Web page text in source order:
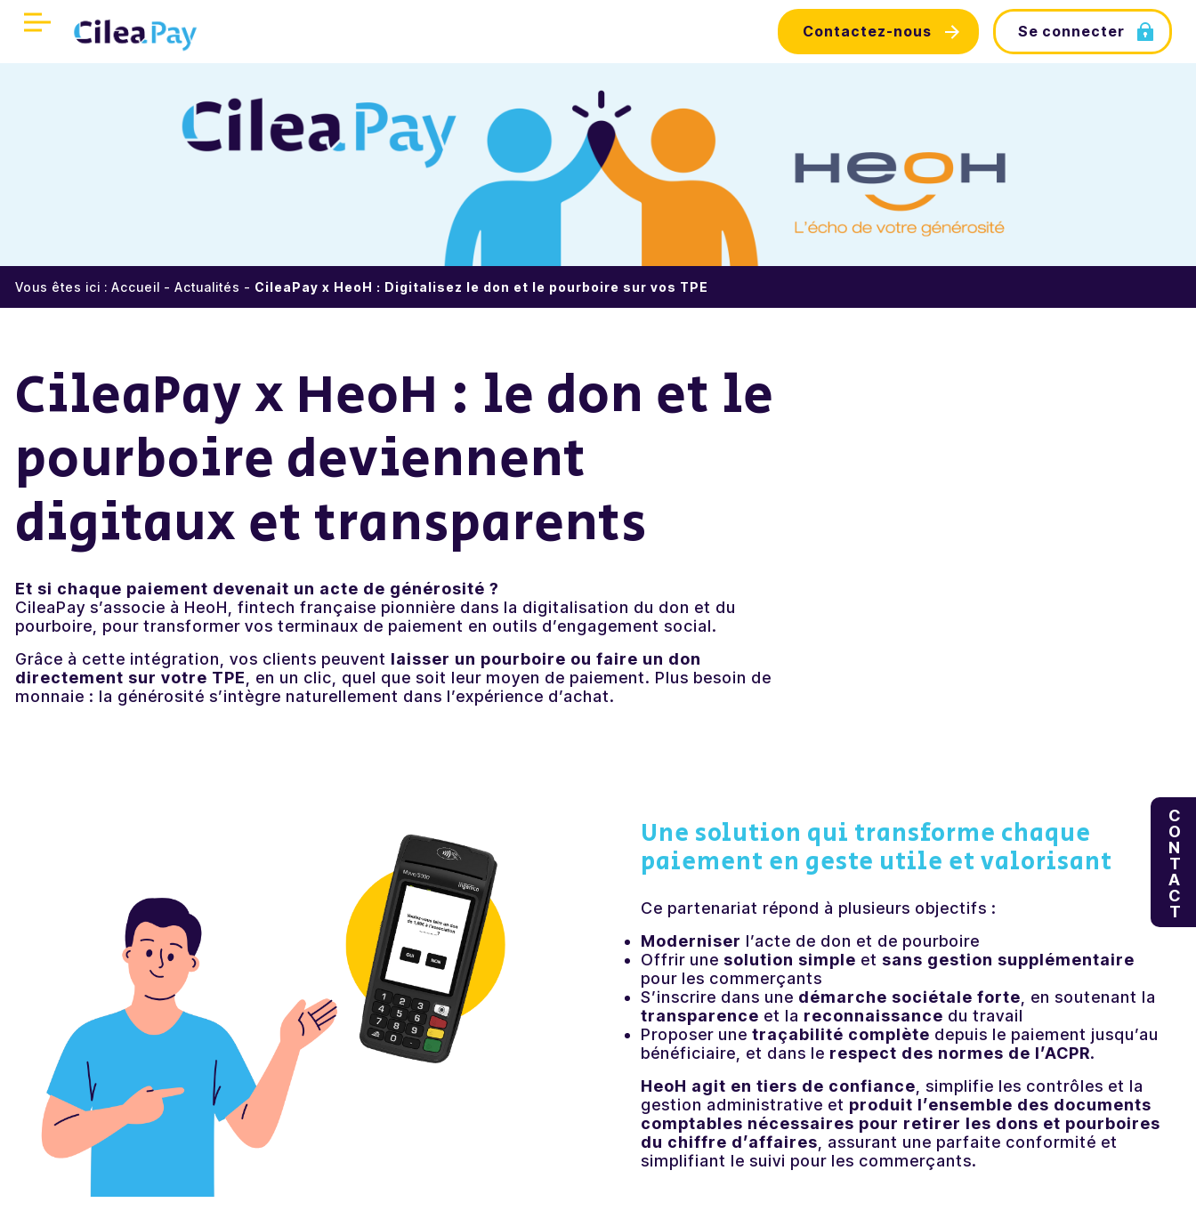
Contactez-nous Se connecter
Qui sommes-nous ?
Une meilleure expérience client
Parrainage
Contactez-nous
Vous êtes ici : Accueil - Actualités - CileaPay x HeoH : Digitalisez le don et le pourboire sur vos TPE
CileaPay x HeoH : le don et le
pourboire deviennent
digitaux et transparents
Et si chaque paiement devenait un acte de générosité ?
CileaPay s’associe à HeoH, fintech française pionnière dans la digitalisation du don et du
pourboire, pour transformer vos terminaux de paiement en outils d’engagement social.
Grâce à cette intégration, vos clients peuvent laisser un pourboire ou faire un don
directement sur votre TPE, en un clic, quel que soit leur moyen de paiement. Plus besoin de
monnaie : la générosité s’intègre naturellement dans l’expérience d’achat.
Une solution qui transforme chaque
paiement en geste utile et valorisant
Ce partenariat répond à plusieurs objectifs :
Moderniser l’acte de don et de pourboire
Offrir une solution simple et sans gestion supplémentaire
pour les commerçants
S’inscrire dans une démarche sociétale forte, en soutenant la
transparence et la reconnaissance du travail
Proposer une traçabilité complète depuis le paiement jusqu’au
bénéficiaire, et dans le respect des normes de l’ACPR.
HeoH agit en tiers de confiance, simplifie les contrôles et la
gestion administrative et produit l’ensemble des documents
comptables nécessaires pour retirer les dons et pourboires
du chiffre d’affaires, assurant une parfaite conformité et
simplifiant le suivi pour les commerçants.
CONTACT
Panneau de gestion des cookies